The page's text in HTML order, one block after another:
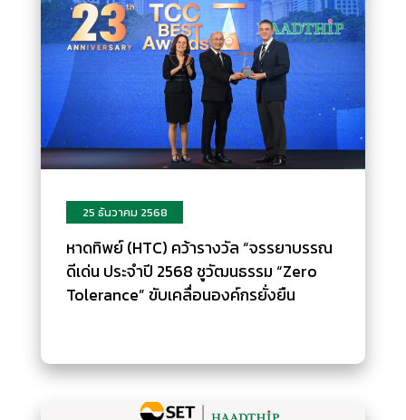
25 ธันวาคม 2568
หาดทิพย์ (HTC) คว้ารางวัล “จรรยาบรรณ
ดีเด่น ประจำปี 2568 ชูวัฒนธรรม “Zero
Tolerance” ขับเคลื่อนองค์กรยั่งยืน